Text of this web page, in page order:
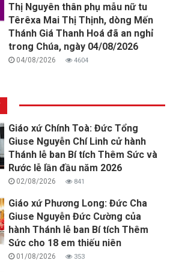
Thị Nguyên thân phụ mẫu nữ tu
Têrêxa Mai Thị Thịnh, dòng Mến
Thánh Giá Thanh Hoá đã an nghỉ
trong Chúa, ngày 04/08/2026
04/08/2026 4604
Giáo xứ Chính Toà: Đức Tổng
Giuse Nguyễn Chí Linh cử hành
Thánh lễ ban Bí tích Thêm Sức và
Rước lễ lần đầu năm 2026
02/08/2026 841
Giáo xứ Phương Long: Đức Cha
Giuse Nguyễn Đức Cường của
hành Thánh lễ ban Bí tích Thêm
Sức cho 18 em thiếu niên
01/08/2026 353